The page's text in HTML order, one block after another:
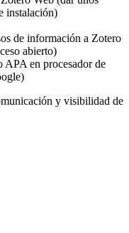
instalación)
de información a Zotero
abierto)
APA en procesador de
y visibilidad de